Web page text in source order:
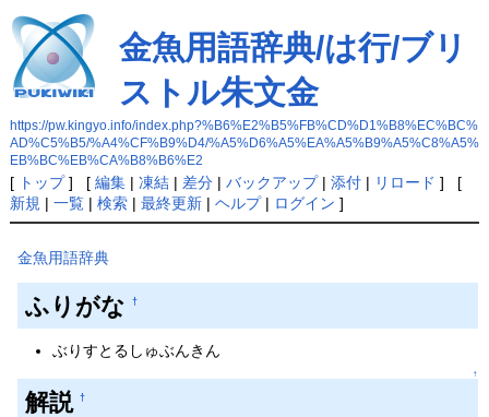
金魚用語辞典/は行/ブリ
ストル朱文金
https://pw.kingyo.info/index.php?%B6%E2%B5%FB%CD%D1%B8%EC%BC%
AD%C5%B5/%A4%CF%B9%D4/%A5%D6%A5%EA%A5%B9%A5%C8%A5%
EB%BC%EB%CA%B8%B6%E2
[ トップ] [ 編集| 凍結| 差分| バックアップ| 添付| リロード ] [
新規 | 一覧| 検索| 最終更新| ヘルプ| ログイン ]
金魚用語辞典
ふりがな †
ぶりすとるしゅぶんきん
↑
解説 †